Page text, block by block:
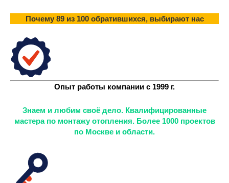
Почему 89 из 100 обратившихся, выбирают нас
Опыт работы компании с 1999 г.
Знаем и любим своё дело. Квалифицированные
мастера по монтажу отопления. Более 1000 проектов
по Москве и области.